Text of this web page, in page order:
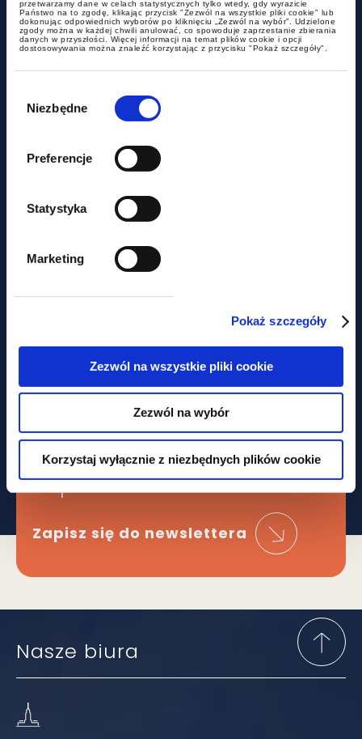
przetwarzamy dane w celach statystycznych tylko wtedy, gdy wyrazicie
Państwo na to zgodę, klikając przycisk "Zezwól na wszystkie pliki cookie" lub
dokonując odpowiednich wyborów po kliknięciu „Zezwól na wybór”. Udzielone
zgody można w każdej chwili anulować, co spowoduje zaprzestanie zbierania
danych w przyszłości. Więcej informacji na temat plików cookie i opcji
dostosowywania można znaleźć korzystając z przycisku "Pokaż szczegóły".
zgody
Niezbędne
Preferencje
Statystyka
Marketing
Pokaż szczegóły
Zezwól na wszystkie pliki cookie
Zezwól na wybór
Korzystaj wyłącznie z niezbędnych plików cookie
Czy miasto może być
podatnikiem akcyzy?
aktualności
Nie tylko prawem... Piknik
charytatywny z udziałem GWW
Obawiasz się,
że ominą Cię
najważniejsze zmiany
W prawie?
Zapisz się do newslettera
Nasze biura